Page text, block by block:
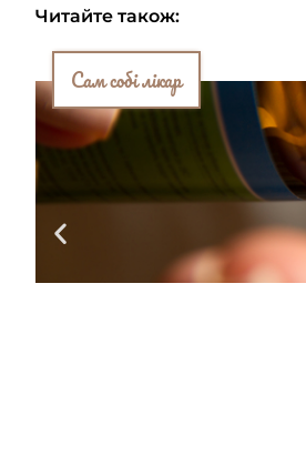
Читайте також:
Сам собі лікар